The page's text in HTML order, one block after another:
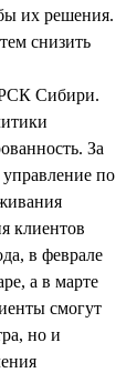
их решения.
снизить
Сибири.
За
управление по
клиентов
в феврале
а в марте
смогут
но и